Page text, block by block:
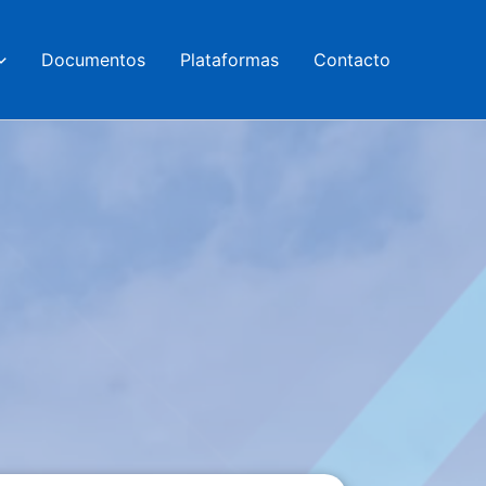
Documentos Plataformas Contacto